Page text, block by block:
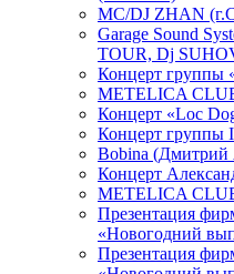
МС/DJ ZHAN
Garage Sound
TOUR, Dj
Концерт группы
METELICA
Концерт «Loc
Концерт группы
Bobina (Дмитрий
Концерт
METELICA
Презентация
«Новогодний
Презентация